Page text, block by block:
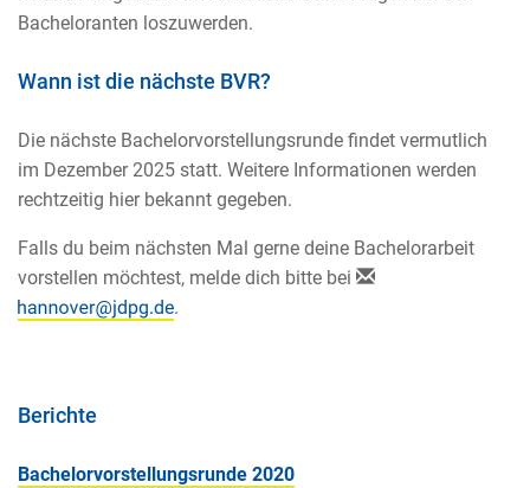
Bacheloranten loszuwerden.
Wann ist die nächste BVR?
Die nächste Bachelorvorstellungsrunde findet vermutlich
im Dezember 2025 statt. Weitere Informationen werden
rechtzeitig hier bekannt gegeben.
Falls du beim nächsten Mal gerne deine Bachelorarbeit
vorstellen möchtest, melde dich bitte bei
.
Berichte
Bachelorvorstellungsrunde 2020